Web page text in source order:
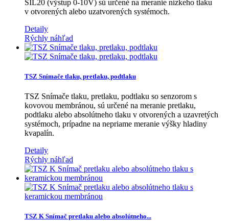
SIL20 (výstup 0-10V) sú určené na meranie nízkeho tlaku
v otvorených alebo uzatvorených systémoch.
Detaily
Rýchly náhľad
TSZ Snímače tlaku, pretlaku, podtlaku
TSZ Snímače tlaku, pretlaku, podtlaku so senzorom s
kovovou membránou, sú určené na meranie pretlaku,
podtlaku alebo absolútneho tlaku v otvorených a uzavretých
systémoch, prípadne na nepriame meranie výšky hladiny
kvapalín.
Detaily
Rýchly náhľad
TSZ K Snímač pretlaku alebo absolútneho...